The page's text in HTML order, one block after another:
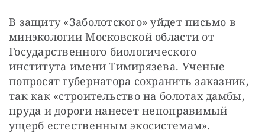
В защиту «Заболотского» уйдет письмо в
минэкологии Московской области от
Государственного биологического
института имени Тимирязева. Ученые
попросят губернатора сохранить заказник,
так как «строительство на болотах дамбы,
пруда и дороги нанесет непоправимый
ущерб естественным экосистемам».